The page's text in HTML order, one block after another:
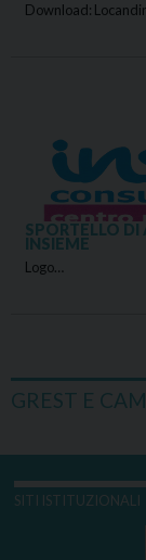
Download:
SPORTELLO
INSIEME
Logo…
GREST E
SITI ISTITUZIONALI